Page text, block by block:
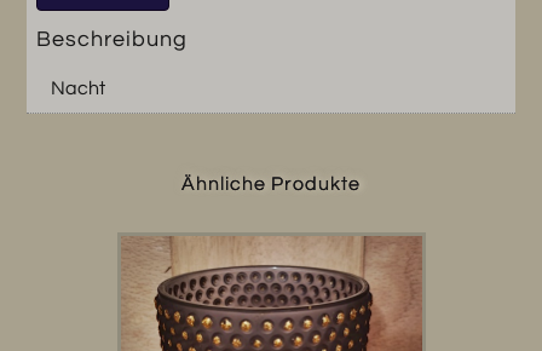
Beschreibung
Nacht
Ähnliche Produkte